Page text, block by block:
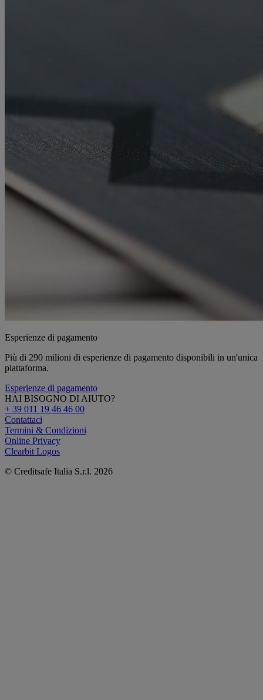
Esperienze di pagamento
Più di 290 milioni di esperienze di pagamento disponibili in un'unica
piattaforma.
Esperienze di pagamento
HAI BISOGNO DI AIUTO?
+ 39 011 19 46 46 00
Contattaci
Termini & Condizioni
Online Privacy
Clearbit Logos
© Creditsafe Italia S.r.l. 2026